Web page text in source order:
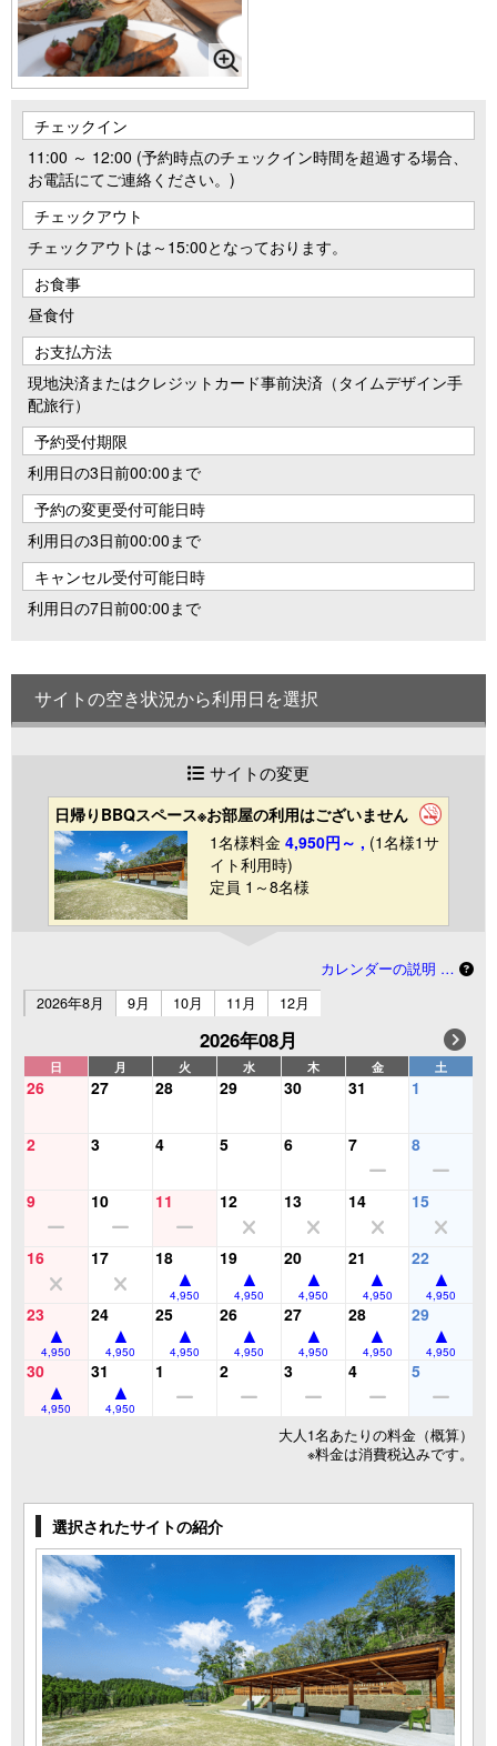
チェックイン
11:00 ～ 12:00 (予約時点のチェックイン時間を超過する場合、
お電話にてご連絡ください。)
チェックアウト
チェックアウトは～15:00となっております。
お食事
昼食付
お支払方法
現地決済またはクレジットカード事前決済（タイムデザイン手
配旅行）
予約受付期限
利用日の3日前00:00まで
予約の変更受付可能日時
利用日の3日前00:00まで
キャンセル受付可能日時
利用日の7日前00:00まで
サイトの空き状況から利用日を選択
サイトの変更
日帰りBBQスペース※お部屋の利用はございません
1名様料金 4,950円～ , (1名様1サ
イト利用時)
定員 1～8名様
カレンダーの説明 …
2026年8月
9月 10月 11月 12月
2026年08月
日 月 火 水 木 金 土
26 27 28 29 30 31 1
2 3 4 5 6 7 8
9 10 11 12 13 14 15
16 17 18
4,950
19
4,950
20
4,950
21
4,950
22
4,950
23
4,950
24
4,950
25
4,950
26
4,950
27
4,950
28
4,950
29
4,950
30
4,950
31
4,950
1 2 3 4 5
大人1名あたりの料金（概算）
※料金は消費税込みです。
選択されたサイトの紹介